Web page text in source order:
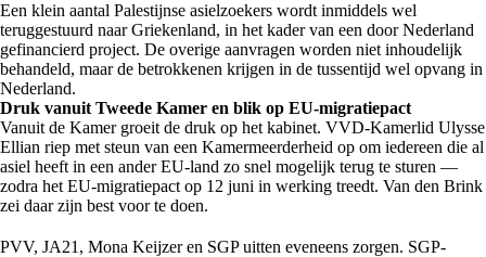
Een klein aantal Palestijnse asielzoekers wordt inmiddels wel
teruggestuurd naar Griekenland, in het kader van een door Nederland
gefinancierd project. De overige aanvragen worden niet inhoudelijk
behandeld, maar de betrokkenen krijgen in de tussentijd wel opvang in
Nederland.
Druk vanuit Tweede Kamer en blik op EU-migratiepact
Vanuit de Kamer groeit de druk op het kabinet. VVD-Kamerlid Ulysse
Ellian riep met steun van een Kamermeerderheid op om iedereen die al
asiel heeft in een ander EU-land zo snel mogelijk terug te sturen —
zodra het EU-migratiepact op 12 juni in werking treedt. Van den Brink
zei daar zijn best voor te doen.
PVV, JA21, Mona Keijzer en SGP uitten eveneens zorgen. SGP-